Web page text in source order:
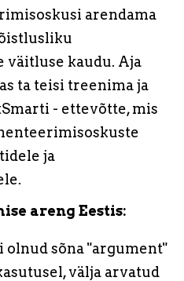
arendama
väitluse kaudu. Aja
ta teisi treenima ja
- ettevõtte, mis
ja
areng Eestis:
olnud sõna "argument"
välja arvatud